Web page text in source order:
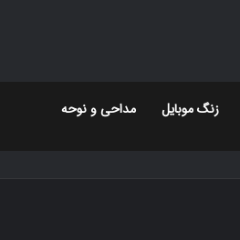
زنگ موبایل مداحی و نوحه